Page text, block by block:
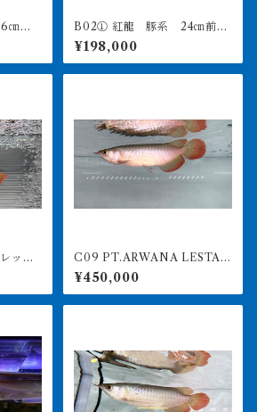
B02① 紅龍 豚系 24㎝前
後 アジアアロワナ 250-00
6272
¥198,000
C09 PT.ARWANA LESTAR
I 最高峰紅龍 アブソリュート
レッド 17㎝前後 260-005
152 アグスファーム
¥450,000